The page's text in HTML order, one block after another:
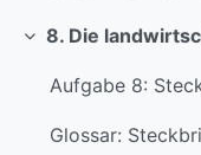
Einklappen